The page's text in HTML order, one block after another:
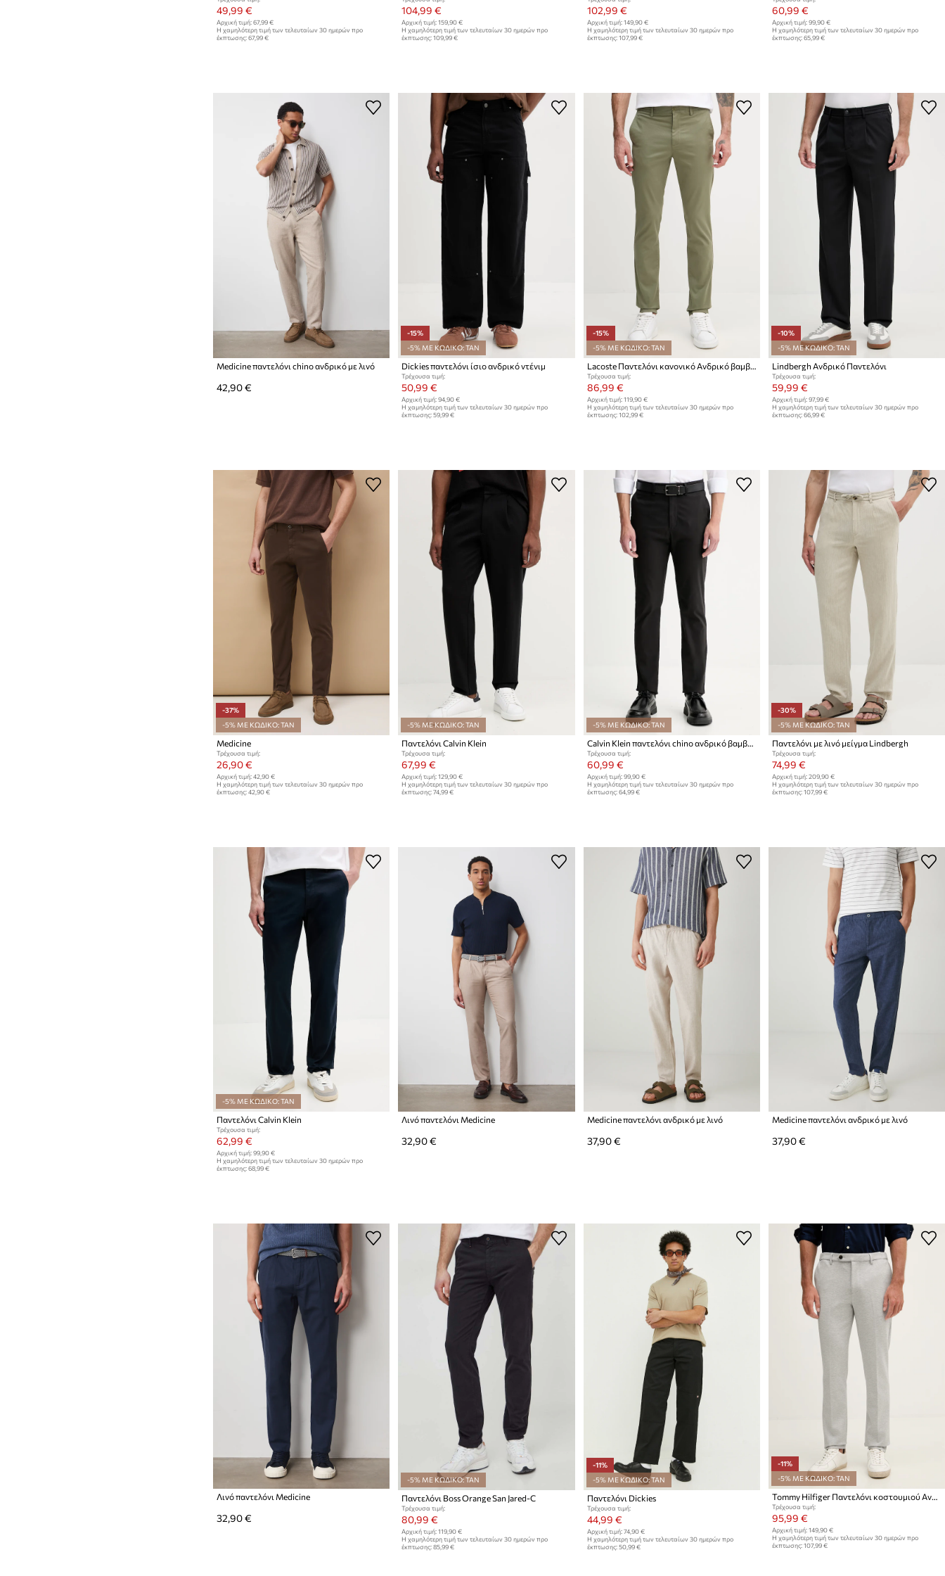
49,99 €
Αρχική τιμή: 67,99 €
Η χαμηλότερη τιμή των τελευταίων 30 ημερών προ
έκπτωσης: 67,99 €
104,99 €
Αρχική τιμή: 159,90 €
Η χαμηλότερη τιμή των τελευταίων 30 ημερών προ
έκπτωσης: 109,99 €
102,99 €
Αρχική τιμή: 149,90 €
Η χαμηλότερη τιμή των τελευταίων 30 ημερών προ
έκπτωσης: 107,99 €
60,99 €
Αρχική τιμή: 99,90 €
Η χαμηλότερη τιμή των τελευταίων 30 ημερών προ
έκπτωσης: 65,99 €
Medicine παντελόνι chino ανδρικό με λινό
42,90 €
-15%
-5% ΜΕ ΚΩΔΙΚΟ: TAN
Dickies παντελόνι ίσιο ανδρικό ντένιμ
Τρέχουσα τιμή:
50,99 €
Αρχική τιμή: 94,90 €
Η χαμηλότερη τιμή των τελευταίων 30 ημερών προ
έκπτωσης: 59,99 €
-15%
-5% ΜΕ ΚΩΔΙΚΟ: TAN
Lacoste Παντελόνι κανονικό Ανδρικό βαμβακερό με ελαστάν
Τρέχουσα τιμή:
86,99 €
Αρχική τιμή: 119,90 €
Η χαμηλότερη τιμή των τελευταίων 30 ημερών προ
έκπτωσης: 102,99 €
-10%
-5% ΜΕ ΚΩΔΙΚΟ: TAN
Lindbergh Ανδρικό Παντελόνι
Τρέχουσα τιμή:
59,99 €
Αρχική τιμή: 97,99 €
Η χαμηλότερη τιμή των τελευταίων 30 ημερών προ
έκπτωσης: 66,99 €
-37%
-5% ΜΕ ΚΩΔΙΚΟ: TAN
Medicine
Τρέχουσα τιμή:
26,90 €
Αρχική τιμή: 42,90 €
Η χαμηλότερη τιμή των τελευταίων 30 ημερών προ
έκπτωσης: 42,90 €
-5% ΜΕ ΚΩΔΙΚΟ: TAN
Παντελόνι Calvin Klein
Τρέχουσα τιμή:
67,99 €
Αρχική τιμή: 129,90 €
Η χαμηλότερη τιμή των τελευταίων 30 ημερών προ
έκπτωσης: 74,99 €
-5% ΜΕ ΚΩΔΙΚΟ: TAN
Calvin Klein παντελόνι chino ανδρικό βαμβακερό με ελαστάν
Τρέχουσα τιμή:
60,99 €
Αρχική τιμή: 99,90 €
Η χαμηλότερη τιμή των τελευταίων 30 ημερών προ
έκπτωσης: 64,99 €
-30%
-5% ΜΕ ΚΩΔΙΚΟ: TAN
Παντελόνι με λινό μείγμα Lindbergh
Τρέχουσα τιμή:
74,99 €
Αρχική τιμή: 209,90 €
Η χαμηλότερη τιμή των τελευταίων 30 ημερών προ
έκπτωσης: 107,99 €
-5% ΜΕ ΚΩΔΙΚΟ: TAN
Παντελόνι Calvin Klein
Τρέχουσα τιμή:
62,99 €
Αρχική τιμή: 99,90 €
Η χαμηλότερη τιμή των τελευταίων 30 ημερών προ
έκπτωσης: 68,99 €
Λινό παντελόνι Medicine
32,90 €
Medicine παντελόνι ανδρικό με λινό
37,90 €
Medicine παντελόνι ανδρικό με λινό
37,90 €
Λινό παντελόνι Medicine
32,90 €
-5% ΜΕ ΚΩΔΙΚΟ: TAN
Παντελόνι Boss Orange San Jared-C
Τρέχουσα τιμή:
80,99 €
Αρχική τιμή: 119,90 €
Η χαμηλότερη τιμή των τελευταίων 30 ημερών προ
έκπτωσης: 85,99 €
-11%
-5% ΜΕ ΚΩΔΙΚΟ: TAN
Παντελόνι Dickies
Τρέχουσα τιμή:
44,99 €
Αρχική τιμή: 74,90 €
Η χαμηλότερη τιμή των τελευταίων 30 ημερών προ
έκπτωσης: 50,99 €
-11%
-5% ΜΕ ΚΩΔΙΚΟ: TAN
Tommy Hilfiger Παντελόνι κοστουμιού Ανδρικό
Τρέχουσα τιμή:
95,99 €
Αρχική τιμή: 149,90 €
Η χαμηλότερη τιμή των τελευταίων 30 ημερών προ
έκπτωσης: 107,99 €